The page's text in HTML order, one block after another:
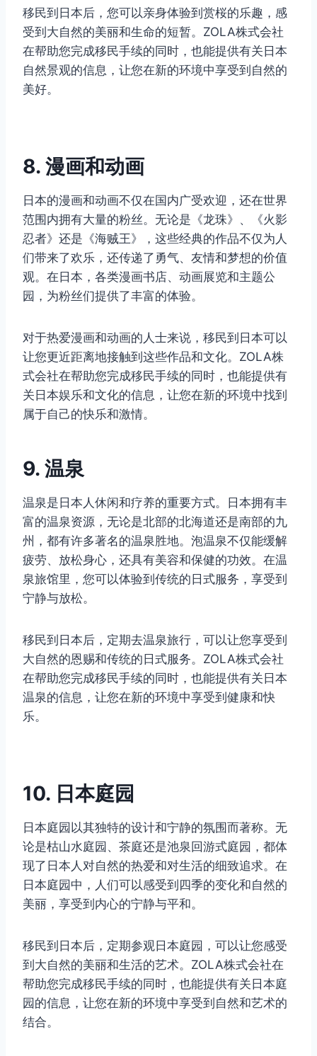
移民到日本后，您可以亲身体验到赏桜的乐趣，感
受到大自然的美丽和生命的短暂。ZOLA株式会社
在帮助您完成移民手续的同时，也能提供有关日本
自然景观的信息，让您在新的环境中享受到自然的
美好。
8. 漫画和动画
日本的漫画和动画不仅在国内广受欢迎，还在世界
范围内拥有大量的粉丝。无论是《龙珠》、《火影
忍者》还是《海贼王》，这些经典的作品不仅为人
们带来了欢乐，还传递了勇气、友情和梦想的价值
观。在日本，各类漫画书店、动画展览和主题公
园，为粉丝们提供了丰富的体验。
对于热爱漫画和动画的人士来说，移民到日本可以
让您更近距离地接触到这些作品和文化。ZOLA株
式会社在帮助您完成移民手续的同时，也能提供有
关日本娱乐和文化的信息，让您在新的环境中找到
属于自己的快乐和激情。
9. 温泉
温泉是日本人休闲和疗养的重要方式。日本拥有丰
富的温泉资源，无论是北部的北海道还是南部的九
州，都有许多著名的温泉胜地。泡温泉不仅能缓解
疲劳、放松身心，还具有美容和保健的功效。在温
泉旅馆里，您可以体验到传统的日式服务，享受到
宁静与放松。
移民到日本后，定期去温泉旅行，可以让您享受到
大自然的恩赐和传统的日式服务。ZOLA株式会社
在帮助您完成移民手续的同时，也能提供有关日本
温泉的信息，让您在新的环境中享受到健康和快
乐。
10. 日本庭园
日本庭园以其独特的设计和宁静的氛围而著称。无
论是枯山水庭园、茶庭还是池泉回游式庭园，都体
现了日本人对自然的热爱和对生活的细致追求。在
日本庭园中，人们可以感受到四季的变化和自然的
美丽，享受到内心的宁静与平和。
移民到日本后，定期参观日本庭园，可以让您感受
到大自然的美丽和生活的艺术。ZOLA株式会社在
帮助您完成移民手续的同时，也能提供有关日本庭
园的信息，让您在新的环境中享受到自然和艺术的
结合。